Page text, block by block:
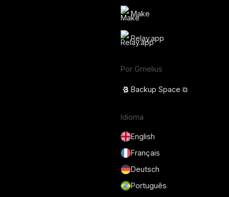
Make
Relay.app
Por Gmelius
Backup Space ⧉
Idioma
English
Français
Deutsch
Português